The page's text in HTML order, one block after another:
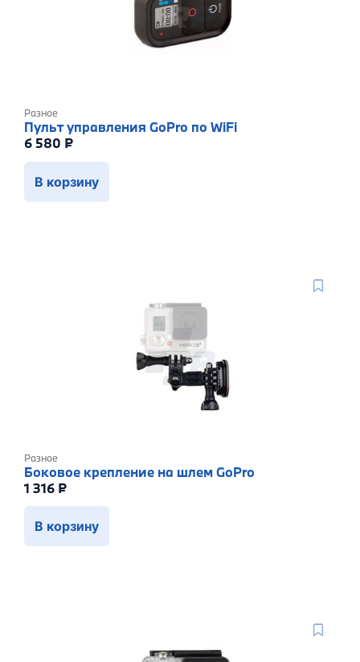
Разное
Пульт управления GoPro по WiFi
6 580 ₽
В корзину
Разное
Боковое крепление на шлем GoPro
1 316 ₽
В корзину